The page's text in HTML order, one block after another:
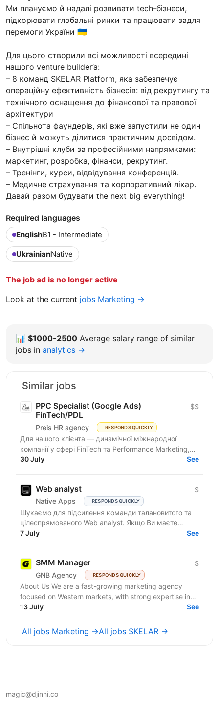
Ми плануємо й надалі розвивати tech-бізнеси,
підкорювати глобальні ринки та працювати задля
перемоги України 🇺🇦
Для цього створили всі можливості всередині
нашого venture builder’a:
– 8 команд SKELAR Platform, яка забезпечує
операційну ефективність бізнесів: від рекрутингу та
технічного оснащення до фінансової та правової
архітектури
– Спільнота фаундерів, які вже запустили не один
бізнес й можуть ділитися практичним досвідом.
– Внутрішні клуби за професійними напрямками:
маркетинг, розробка, фінанси, рекрутинг.
– Тренінги, курси, відвідування конференцій.
– Медичне страхування та корпоративний лікар.
Давай разом будувати the next big everything!
Required languages
EnglishB1 - Intermediate
UkrainianNative
The job ad is no longer active
Look at the current jobs Marketing →
📊 $1000-2500 Average salary range of similar
jobs in analytics →
Similar jobs
PPC Specialist (Google Ads)
FinTech/PDL
Preis HR agency RESPONDS QUICKLY
$$
Для нашого клієнта — динамічної міжнародної
компанії у сфері FinTech та Performance Marketing,
що успішно масштабується на світових ринках та
30 July See
Web analyst
Native Apps RESPONDS QUICKLY
$
Шукаємо для підсилення команди талановитого та
цілеспрямованого Web analyst. Якщо Ви маєте
глибокі знання в діджитал аналітиці, прагнете
7 July See
SMM Manager
GNB Agency RESPONDS QUICKLY
$
About Us We are a fast-growing marketing agency
focused on Western markets, with strong expertise in
cryptocurrency, gambling, and betting. We work with...
13 July See
All jobs Marketing →All jobs SKELAR →
magic@djinni.co